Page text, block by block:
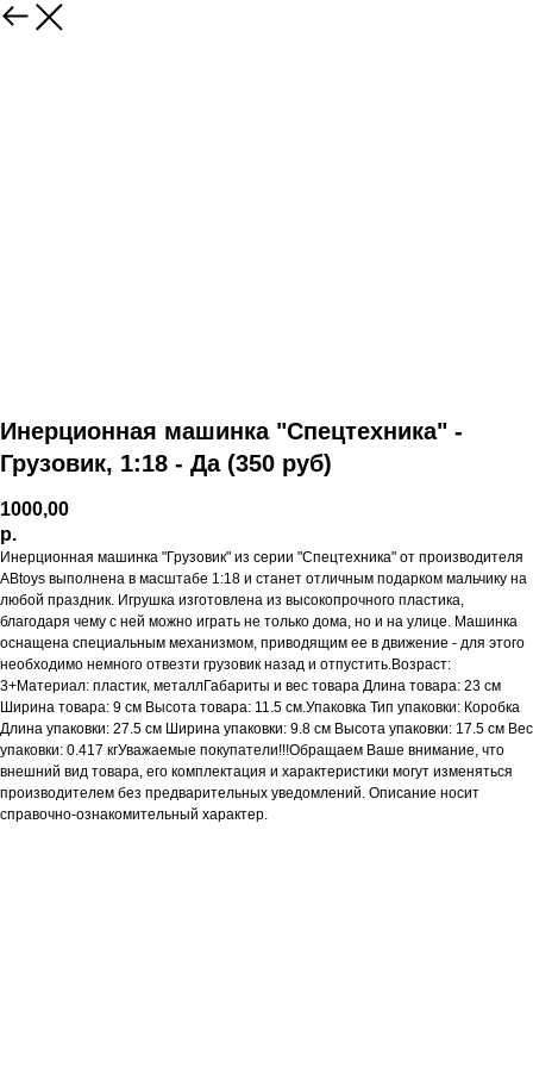
Инерционная машинка "Спецтехника" -
Грузовик, 1:18 - Да (350 руб)
1000,00
р.
Инерционная машинка "Грузовик" из серии "Спецтехника" от производителя
ABtoys выполнена в масштабе 1:18 и станет отличным подарком мальчику на
любой праздник. Игрушка изготовлена из высокопрочного пластика,
благодаря чему с ней можно играть не только дома, но и на улице. Машинка
оснащена специальным механизмом, приводящим ее в движение - для этого
необходимо немного отвезти грузовик назад и отпустить.Возраст:
3+Материал: пластик, металлГабариты и вес товара Длина товара: 23 см
Ширина товара: 9 см Высота товара: 11.5 см.Упаковка Тип упаковки: Коробка
Длина упаковки: 27.5 см Ширина упаковки: 9.8 см Высота упаковки: 17.5 см Вес
упаковки: 0.417 кгУважаемые покупатели!!!Обращаем Ваше внимание, что
внешний вид товара, его комплектация и характеристики могут изменяться
производителем без предварительных уведомлений. Описание носит
справочно-ознакомительный характер.